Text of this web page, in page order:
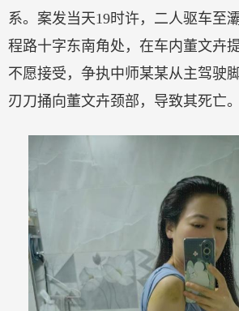
系。案发当天19时许，二人驱车至
程路十字东南角处，在车内董文卉
不愿接受，争执中师某某从主驾驶
刃刀捅向董文卉颈部，导致其死亡。